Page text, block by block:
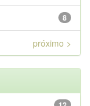
8
próximo >